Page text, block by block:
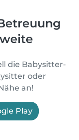
die Babysitter-
oder
an!
Play